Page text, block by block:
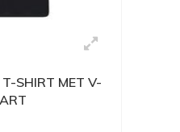
SHIRT MET V-